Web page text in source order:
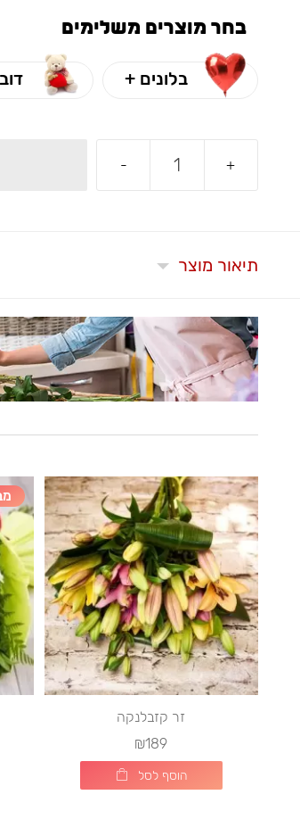
בחר מוצרים משלימים
בלונים +
+
-
תיאור מוצר
זר קזבלנקה
₪189
הוסף לסל